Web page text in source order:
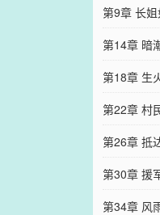
第9章 长姐
第14章 暗
第18章 生
第22章 村
第26章 抵
第30章 援
第34章 风